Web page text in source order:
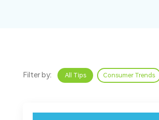
Filter by: All Tips Consumer Trends